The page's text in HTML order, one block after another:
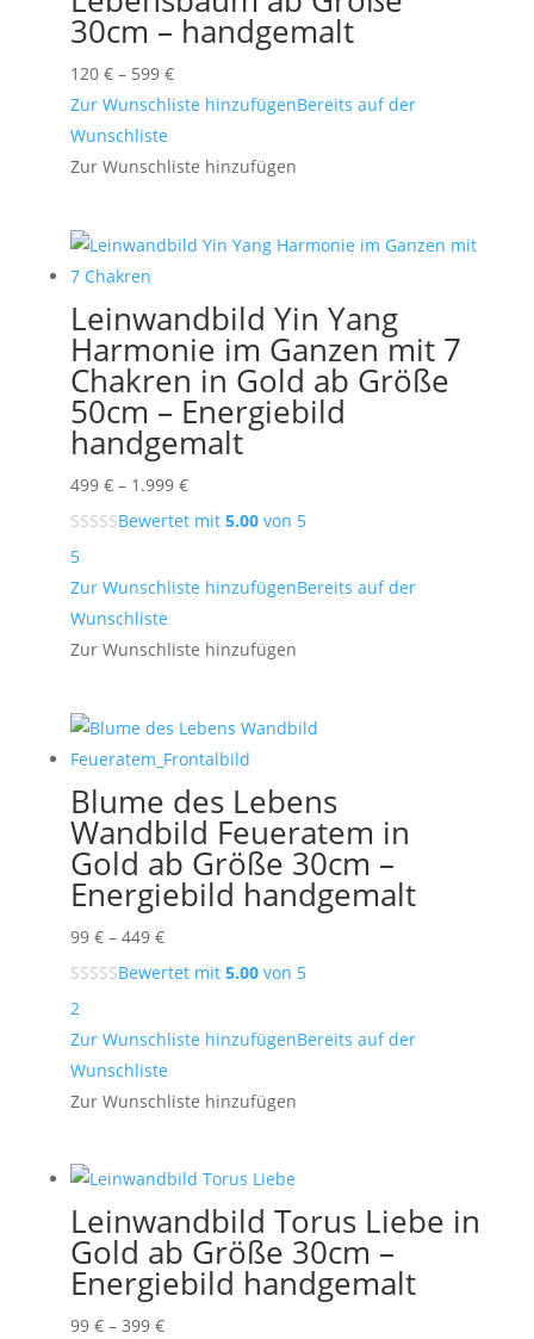
30cm – handgemalt
120 € – 599 €Preisspanne:
120 €
599 €
Zur Wunschliste hinzufügenBereits auf der
Wunschliste
Zur Wunschliste hinzufügen
Leinwandbild Yin Yang
Harmonie im Ganzen mit 7
Chakren in Gold ab Größe
50cm – Energiebild
handgemalt
499 € – 1.999 €Preisspanne:
499 €
1.999 €
Bewertet mit 5.00von 5
5
Zur Wunschliste hinzufügenBereits auf der
Wunschliste
Zur Wunschliste hinzufügen
Blume des Lebens
Wandbild Feueratem in
Gold ab Größe 30cm –
Energiebild handgemalt
99 € – 449 €Preisspanne:
99 €
449 €
Bewertet mit 5.00von 5
2
Zur Wunschliste hinzufügenBereits auf der
Wunschliste
Zur Wunschliste hinzufügen
Leinwandbild Torus Liebe in
Gold ab Größe 30cm –
Energiebild handgemalt
99 € – 399 €Preisspanne: